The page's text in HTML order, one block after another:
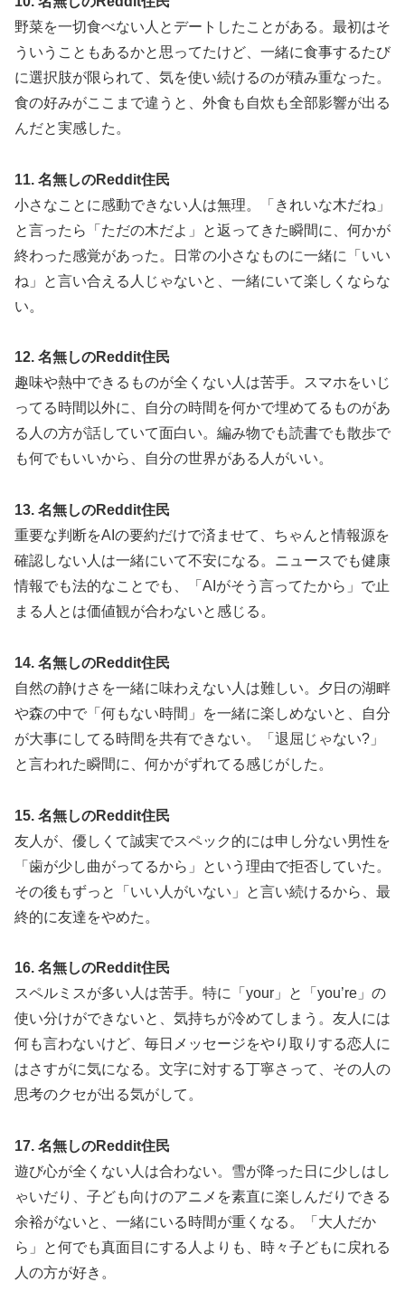
野菜を一切食べない人とデートしたことがある。最初はそ
ういうこともあるかと思ってたけど、一緒に食事するたび
に選択肢が限られて、気を使い続けるのが積み重なった。
食の好みがここまで違うと、外食も自炊も全部影響が出る
んだと実感した。
11. 名無しのReddit住民
小さなことに感動できない人は無理。「きれいな木だね」
と言ったら「ただの木だよ」と返ってきた瞬間に、何かが
終わった感覚があった。日常の小さなものに一緒に「いい
ね」と言い合える人じゃないと、一緒にいて楽しくならな
い。
12. 名無しのReddit住民
趣味や熱中できるものが全くない人は苦手。スマホをいじ
ってる時間以外に、自分の時間を何かで埋めてるものがあ
る人の方が話していて面白い。編み物でも読書でも散歩で
も何でもいいから、自分の世界がある人がいい。
13. 名無しのReddit住民
重要な判断をAIの要約だけで済ませて、ちゃんと情報源を
確認しない人は一緒にいて不安になる。ニュースでも健康
情報でも法的なことでも、「AIがそう言ってたから」で止
まる人とは価値観が合わないと感じる。
14. 名無しのReddit住民
自然の静けさを一緒に味わえない人は難しい。夕日の湖畔
や森の中で「何もない時間」を一緒に楽しめないと、自分
が大事にしてる時間を共有できない。「退屈じゃない?」
と言われた瞬間に、何かがずれてる感じがした。
15. 名無しのReddit住民
友人が、優しくて誠実でスペック的には申し分ない男性を
「歯が少し曲がってるから」という理由で拒否していた。
その後もずっと「いい人がいない」と言い続けるから、最
終的に友達をやめた。
16. 名無しのReddit住民
スペルミスが多い人は苦手。特に「your」と「you’re」の
使い分けができないと、気持ちが冷めてしまう。友人には
何も言わないけど、毎日メッセージをやり取りする恋人に
はさすがに気になる。文字に対する丁寧さって、その人の
思考のクセが出る気がして。
17. 名無しのReddit住民
遊び心が全くない人は合わない。雪が降った日に少しはし
ゃいだり、子ども向けのアニメを素直に楽しんだりできる
余裕がないと、一緒にいる時間が重くなる。「大人だか
ら」と何でも真面目にする人よりも、時々子どもに戻れる
人の方が好き。